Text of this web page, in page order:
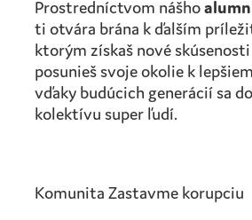
Prostredníctvom nášho
ti otvára brána k ďalším
ktorým získaš nové
posunieš svoje okolie k
vďaky budúcich generácií sa
kolektívu super ľudí.
Komunita Zastavme korupciu